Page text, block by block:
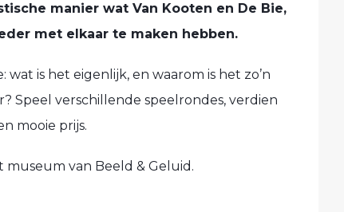
manier wat Van Kooten en De Bie,
met elkaar te maken hebben.
is het eigenlijk, en waarom is het zo’n
Speel verschillende speelrondes, verdien
mooie prijs.
museum van Beeld & Geluid.